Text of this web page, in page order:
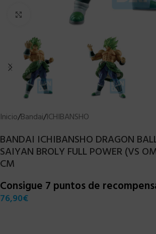
Clic para ampliar
Inicio/Bandai/ICHIBANSHO
BANDAI ICHIBANSHO DRAGON
SAIYAN BROLY FULL POWER (VS
CM
Consigue 7 puntos de
76,90€